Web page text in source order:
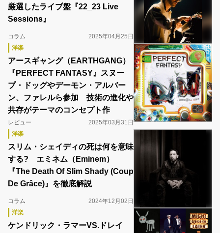
厳選したライブ盤『22_23 Live
Sessions』
コラム
2025年04月25日
洋楽
アースギャング（EARTHGANG）
『PERFECT FANTASY』スヌー
プ・ドッグやデーモン・アルバー
ン、ファレルら参加 技術の進化や
共存がテーマのコンセプト作
レビュー
2025年03月31日
洋楽
スリム・シェイディの死は何を意味
する? エミネム（Eminem）
『The Death Of Slim Shady (Coup
De Grâce)』を徹底解説
コラム
2024年12月02日
洋楽
ケンドリック・ラマーVS.ドレイ